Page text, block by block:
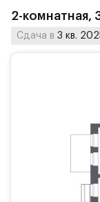
2-комнатная,
Сдача в 3 кв.